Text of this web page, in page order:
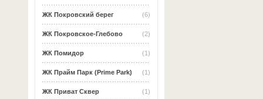
(6)
ЖК Покровский берег
(2)
ЖК Покровское-Глебово
(1)
ЖК Помидор
(1)
ЖК Прайм Парк (Prime Park)
(1)
ЖК Приват Сквер